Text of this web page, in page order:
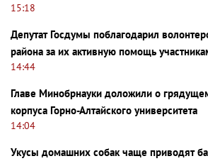
15:18
Депутат Госдумы поблагодарил
района за их активную помощь
14:44
Главе Минобрнауки доложили о
корпуса Горно-Алтайского университета
14:04
Укусы домашних собак чаще приводят